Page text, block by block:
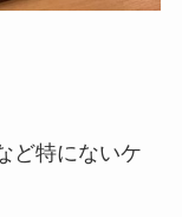
ど特にないケ